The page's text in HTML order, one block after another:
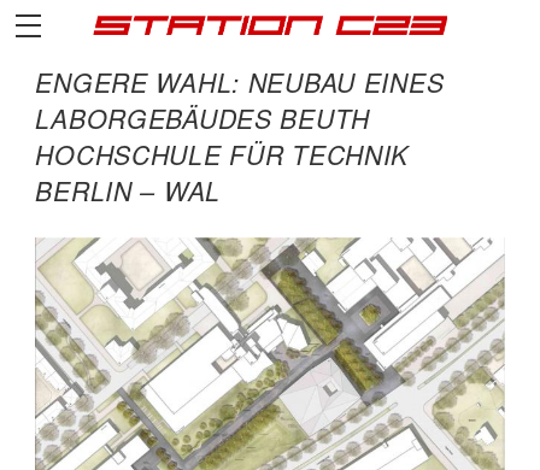
ENGERE WAHL: NEUBAU EINES
LABORGEBÄUDES BEUTH
HOCHSCHULE FÜR TECHNIK
BERLIN – WAL